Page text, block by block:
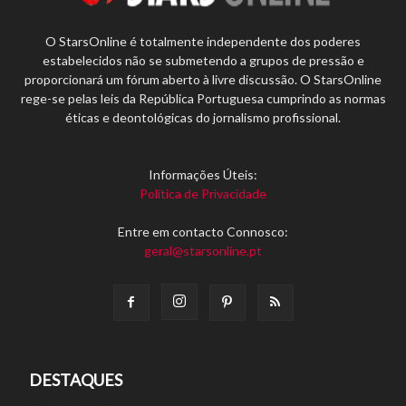
O StarsOnline é totalmente independente dos poderes
estabelecidos não se submetendo a grupos de pressão e
proporcionará um fórum aberto à livre discussão. O StarsOnline
rege-se pelas leis da República Portuguesa cumprindo as normas
éticas e deontológicas do jornalismo profissional.
Informações Úteis:
Política de Privacidade
Entre em contacto Connosco:
geral@starsonline.pt
DESTAQUES